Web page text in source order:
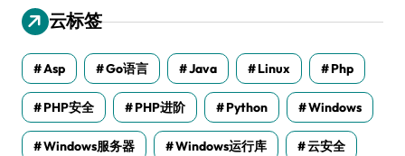
云标签
Asp Go语言 Java Linux Php
PHP安全 PHP进阶 Python Windows
Windows服务器 Windows运行库 云安全